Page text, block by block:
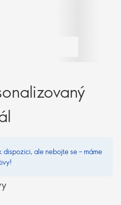
dispozici, ale nebojte se – máme